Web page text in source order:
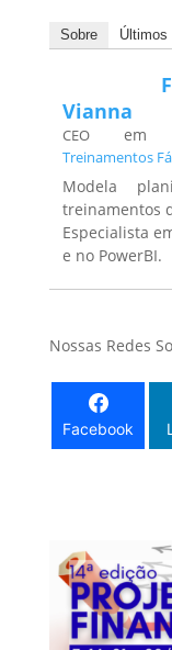
Sobre Últimos
Vianna
CEO
Treinamentos
Modela
treinamentos
Especialista
e no PowerBI.
Nossas Redes
Facebook